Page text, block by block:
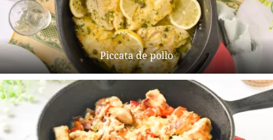
Piccata de pollo